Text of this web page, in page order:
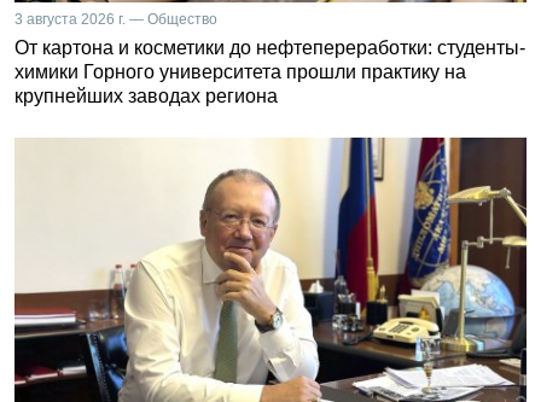
3 августа 2026 г. — Общество
От картона и косметики до нефтепереработки: студенты-
химики Горного университета прошли практику на
крупнейших заводах региона